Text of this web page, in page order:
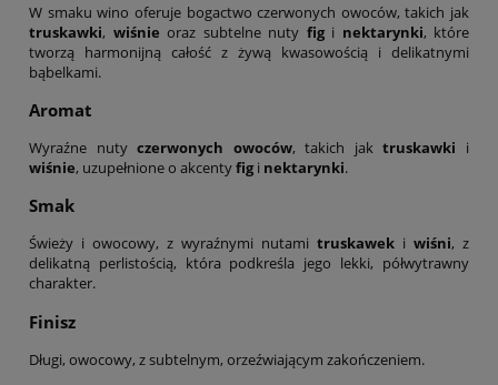
W smaku wino oferuje bogactwo czerwonych owoców, takich jak
truskawki, wiśnie oraz subtelne nuty figi nektarynki, które
tworzą harmonijną całość z żywą kwasowością i delikatnymi
bąbelkami.
Aromat
Wyraźne nutyczerwonych owoców, takich jaktruskawki i
wiśnie, uzupełnione o akcentyfig i nektarynki.
Smak
Świeży i owocowy, z wyraźnymi nutami truskawek i wiśni, z
delikatną perlistością, która podkreśla jego lekki, półwytrawny
charakter.
Finisz
Długi, owocowy, z subtelnym, orzeźwiającym zakończeniem.